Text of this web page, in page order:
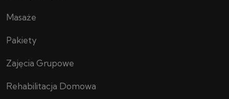
Masaże
Pakiety
Zajęcia Grupowe
Rehabilitacja Domowa